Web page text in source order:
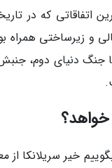
اتفاقاتی که در
مالی و زیرساختی
جنگ دنیای دوم،
خواهد؟
خیر سریلانکا